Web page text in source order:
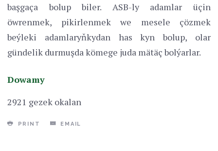
başgaça bolup biler. ASB-ly adamlar üçin
öwrenmek, pikirlenmek we mesele çözmek
beýleki adamlaryňkydan has kyn bolup, olar
gündelik durmuşda kömege juda mätäç bolýarlar.
Dowamy
2921 gezek okalan
PRINT EMAIL